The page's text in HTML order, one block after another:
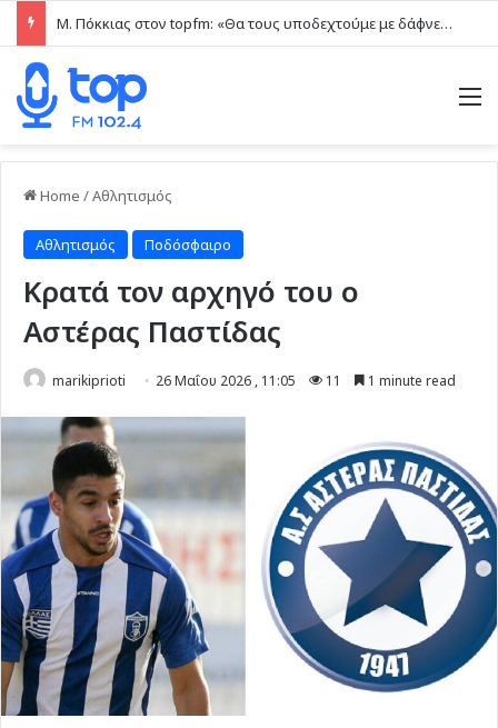
Μ. Πόκκιας στον topfm: «Θα τους υποδεχτούμε με δάφνες και πικροδάφνες» –Η ειρωνική “υποδοχή” στον υβριδικό σταθμό (ηχητικό)
Home /Αθλητισμός
Αθλητισμός Ποδόσφαιρο
Κρατά τον αρχηγό του ο
Αστέρας Παστίδας
marikiprioti 26 Μαΐου 2026 , 11:05 11 1 minute read